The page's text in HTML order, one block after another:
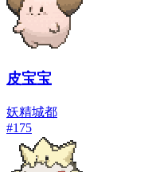
皮宝宝
妖精城都
#175